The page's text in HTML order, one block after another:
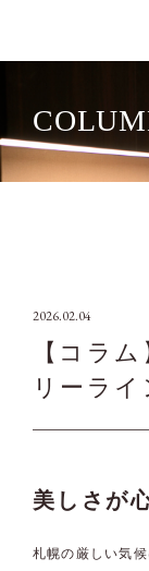
2026.02.04
【コラ
リーライ
美しさが
札幌の厳しい気